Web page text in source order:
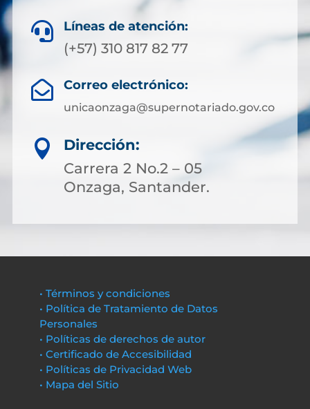
 Líneas de atención:
(+57) 310 817 82 77
 Correo electrónico:
unicaonzaga@supernotariado.gov.co

Dirección:
Carrera 2 No.2 – 05
Onzaga, Santander.
• Términos y condiciones
• Política de Tratamiento de Datos
Personales
• Políticas de derechos de autor
• Certificado de Accesibilidad
• Políticas de Privacidad Web
• Mapa del Sitio